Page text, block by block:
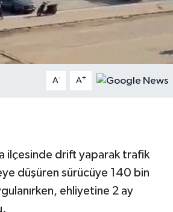
A- A+
ilçesinde drift yaparak trafik
düşüren sürücüye 140 bin
ehliyetine 2 ay